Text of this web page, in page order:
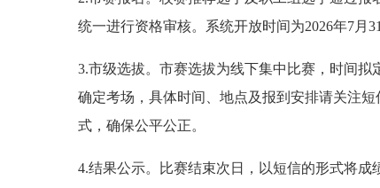
统一进行资格审核。系统开放时间为2026年7月
3.市级选拔。市赛选拔为线下集中比赛，时间拟
确定考场，具体时间、地点及报到安排请关注
式，确保公平公正。
4.结果公示。比赛结束次日，以短信的形式将